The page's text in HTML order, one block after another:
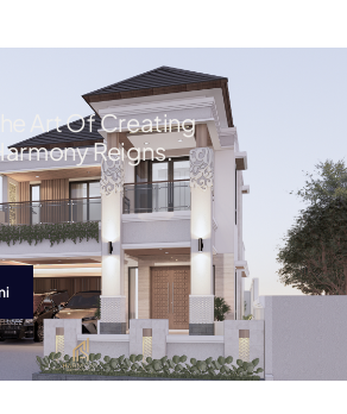
Art Of Creating
Reigns.